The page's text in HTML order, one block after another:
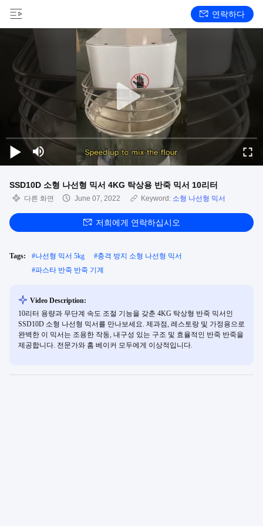
연락하다
SSD10D 소형 나선형 믹서 4KG 탁상용 반죽 믹서 10리터
다른 화면 June 07, 2022 Keyword: 소형 나선형 믹서
저희에게 연락하십시오
Tags: #나선형 믹서 5kg #충격 방지 소형 나선형 믹서
#파스타 반죽 반죽 기계
Video Description:
10리터 용량과 무단계 속도 조절 기능을 갖춘 4KG 탁상형 반죽 믹서인
SSD10D 소형 나선형 믹서를 만나보세요. 제과점, 레스토랑 및 가정용으로
완벽한 이 믹서는 조용한 작동, 내구성 있는 구조 및 효율적인 반죽 반죽을
제공합니다. 전문가와 홈 베이커 모두에게 이상적입니다.